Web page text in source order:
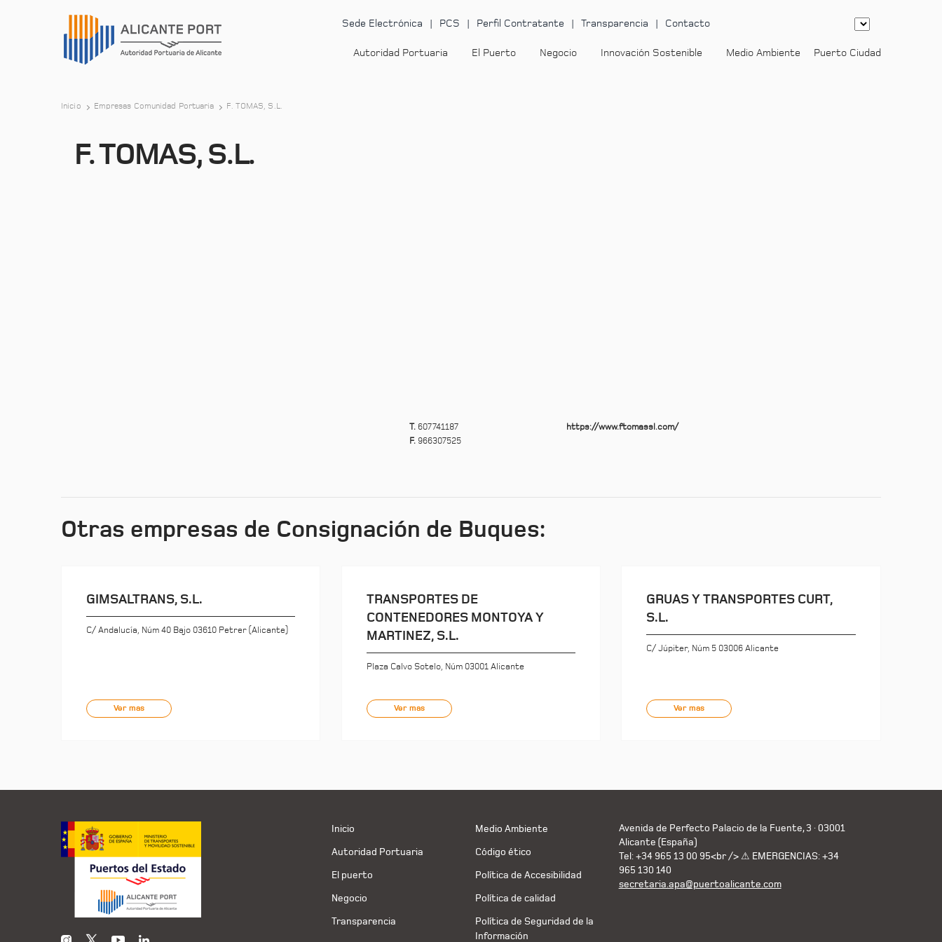
Sede Electrónica PCS Perfil Contratante Transparencia Contacto
Autoridad Portuaria El Puerto Negocio Innovación Sostenible Medio Ambiente Puerto Ciudad
Inicio Empresas Comunidad Portuaria F. TOMAS, S.L.
F. TOMAS, S.L.
T. 607741187
F. 966307525
https://www.ftomassl.com/
Otras empresas de Consignación de Buques:
GIMSALTRANS, S.L.
C/ Andalucía, Núm 40 Bajo 03610 Petrer (Alicante)
Ver mas
TRANSPORTES DE
CONTENEDORES MONTOYA Y
MARTINEZ, S.L.
Plaza Calvo Sotelo, Núm 03001 Alicante
Ver mas
GRUAS Y TRANSPORTES CURT,
S.L.
C/ Júpiter, Núm 5 03006 Alicante
Ver mas
Inicio
Autoridad Portuaria
El puerto
Negocio
Transparencia
Medio Ambiente
Código ético
Política de Accesibilidad
Política de calidad
Política de Seguridad de la
Información
Avenida de Perfecto Palacio de la Fuente, 3 · 03001
Alicante (España)
Tel: +34 965 13 00 95<br /> ⚠ EMERGENCIAS: +34
965 130 140
secretaria.apa@puertoalicante.com